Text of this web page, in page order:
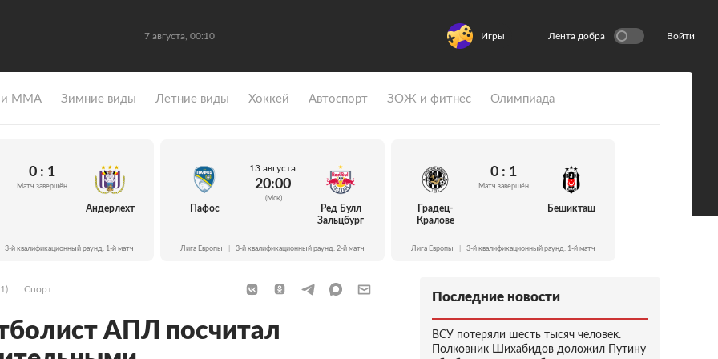
7 августа, 00:10 Игры Лента добра Войти
и ММА Зимние виды Летние виды Хоккей Автоспорт ЗОЖ и фитнес Олимпиада
0 : 1
Матч завершён
Андерлехт
3-й квалификационный раунд. 1-й матч
Пафос
13 августа
20:00
(Мск)
Ред Булл
Зальцбург
Лига Европы 3-й квалификационный раунд. 2-й матч
Градец-
Кралове
0 : 1
Матч завершён
Бешикташ
Лига Европы 3-й квалификационный раунд. 1-й матч
Спорт
АПЛ посчитал
Последние новости
ВСУ потеряли шесть тысяч человек.
Полковник Шихабидов доложил Путину